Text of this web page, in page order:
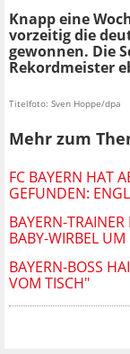
Knapp eine
vorzeitig die
gewonnen. Die
Rekordmeister
Titelfoto: Sven Hoppe/dpa
Mehr zum
FC BAYERN HAT
GEFUNDEN:
BAYERN-
BABY-WIRBEL
BAYERN-BOSS
VOM TISCH"